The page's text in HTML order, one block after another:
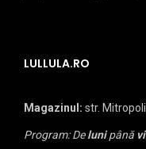
LULLULA.RO
Magazinul: str.
Program: Delunipână